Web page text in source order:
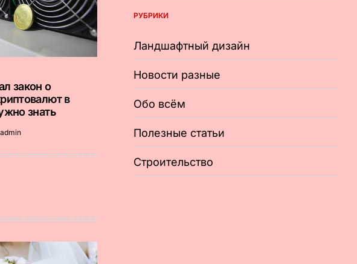
закон о
в
знать
admin
РУБРИКИ
Ландшафтный дизайн
Новости разные
Обо всём
Полезные статьи
Строительство